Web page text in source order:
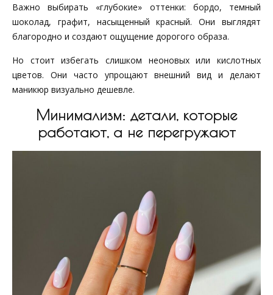
Важно выбирать «глубокие» оттенки: бордо, темный
шоколад, графит, насыщенный красный. Они выглядят
благородно и создают ощущение дорогого образа.
Но стоит избегать слишком неоновых или кислотных
цветов. Они часто упрощают внешний вид и делают
маникюр визуально дешевле.
Минимализм: детали, которые
работают, а не перегружают